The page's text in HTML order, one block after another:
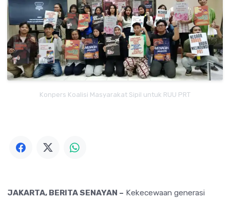
Konpers Koalisi Masyarakat Sipil untuk RUU PRT
JAKARTA, BERITA SENAYAN – Kekecewaan generasi